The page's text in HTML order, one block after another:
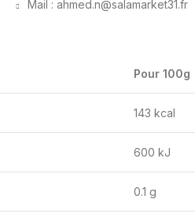
Mail : ahmed.n@salamarket31.fr
Pour 100g
143 kcal
600 kJ
0.1 g